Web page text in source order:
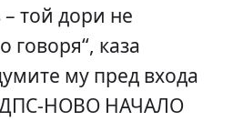
той дори не
говоря“, каза
му пред входа
ДПС-НОВО НАЧАЛО